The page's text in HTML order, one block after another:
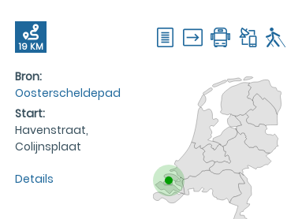
19 KM
Bron:
Oosterscheldepad
Start:
Havenstraat,
Colijnsplaat
Details